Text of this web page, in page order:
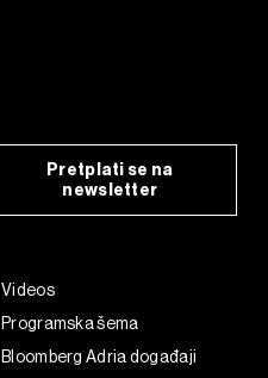
Pretplati se na
newsletter
Videos
Programska šema
Bloomberg Adria događaji